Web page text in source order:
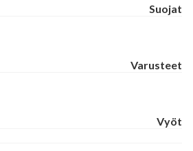
Suojat
Varusteet
Vyöt